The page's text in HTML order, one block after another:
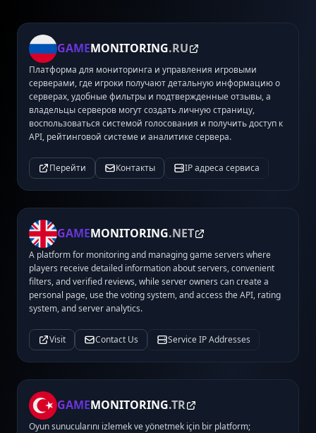
GAMEMONITORING.RU
Платформа для мониторинга и управления игровыми
серверами, где игроки получают детальную информацию о
серверах, удобные фильтры и подтвержденные отзывы, а
владельцы серверов могут создать личную страницу,
воспользоваться системой голосования и получить доступ к
API, рейтинговой системе и аналитике сервера.
Перейти Контакты IP адреса сервиса
GAMEMONITORING.NET
A platform for monitoring and managing game servers where
players receive detailed information about servers, convenient
filters, and verified reviews, while server owners can create a
personal page, use the voting system, and access the API, rating
system, and server analytics.
Visit Contact Us Service IP Addresses
GAMEMONITORING.TR
Oyun sunucularını izlemek ve yönetmek için bir platform;